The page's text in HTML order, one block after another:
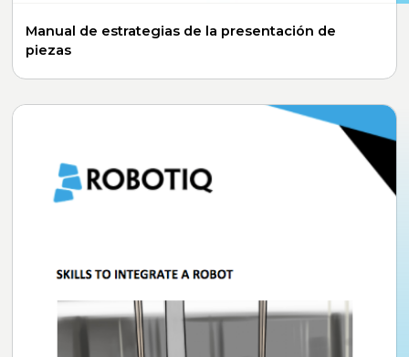
Manual de estrategias de la presentación de
piezas